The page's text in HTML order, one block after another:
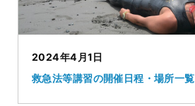
2024年4月1日
救急法等講習の開催日程・場所一覧